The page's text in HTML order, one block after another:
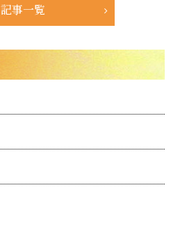
記事一覧